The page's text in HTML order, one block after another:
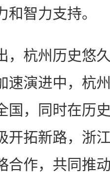
智力支持。
杭州历史悠久
速演进中，杭
国，同时在历
开拓新路，浙
合作，共同推